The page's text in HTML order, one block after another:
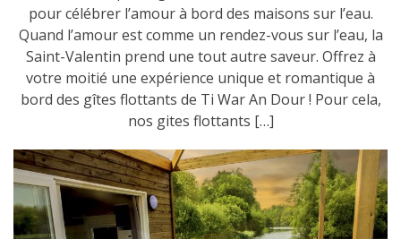
pour célébrer l’amour à bord des maisons sur l’eau.
Quand l’amour est comme un rendez-vous sur l’eau, la
Saint-Valentin prend une tout autre saveur. Offrez à
votre moitié une expérience unique et romantique à
bord des gîtes flottants de Ti War An Dour ! Pour cela,
nos gites flottants […]